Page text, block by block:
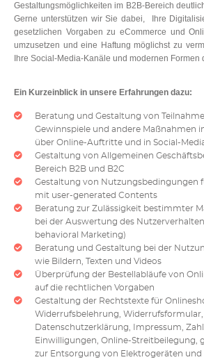
Gestaltungsmöglichkeiten im B2B-Bereich
Gerne unterstützen wir Sie dabei, Ihre
gesetzlichen Vorgaben zu eCommerce und
umzusetzen und eine Haftung möglichst zu
Ihre Social-Media-Kanäle und modernen Formen
Ein Kurzeinblick in unsere Erfahrungen dazu:
Beratung und Gestaltung von
Gewinnspiele und andere Maßnahmen
über Online-Auftritte und in Social-
Gestaltung von Allgemeinen
Bereich B2B und B2C
Gestaltung von Nutzungsbedingungen
mit user-generated Contents
Beratung zur Zulässigkeit bestimmter
bei der Auswertung des
behavioral Marketing)
Beratung und Gestaltung bei der
wie Bildern, Texten und Videos
Überprüfung der Bestellabläufe von
auf die rechtlichen Vorgaben
Gestaltung der Rechtstexte für
Widerrufsbelehrung, Widerrufsformular,
Datenschutzerklärung, Impressum,
Einwilligungen, Online-Streitbeilegung,
zur Entsorgung von Elektrogeräten und